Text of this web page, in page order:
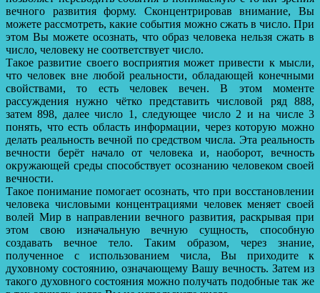
вечного развития форму. Сконцентрировав внимание, Вы
можете рассмотреть, какие события можно сжать в число. При
этом Вы можете осознать, что образ человека нельзя сжать в
число, человеку не соответствует число.
Такое развитие своего восприятия может привести к мысли,
что человек вне любой реальности, обладающей конечными
свойствами, то есть человек вечен. В этом моменте
рассуждения нужно чётко представить числовой ряд 888,
затем 898, далее число 1, следующее число 2 и на числе 3
понять, что есть область информации, через которую можно
делать реальность вечной по средством числа. Эта реальность
вечности берёт начало от человека и, наоборот, вечность
окружающей среды способствует осознанию человеком своей
вечности.
Такое понимание помогает осознать, что при восстановлении
человека числовыми концентрациями человек меняет своей
волей Мир в направлении вечного развития, раскрывая при
этом свою изначальную вечную сущность, способную
создавать вечное тело. Таким образом, через знание,
полученное с использованием числа, Вы приходите к
духовному состоянию, означающему Вашу вечность. Затем из
такого духовного состояния можно получать подобные так же